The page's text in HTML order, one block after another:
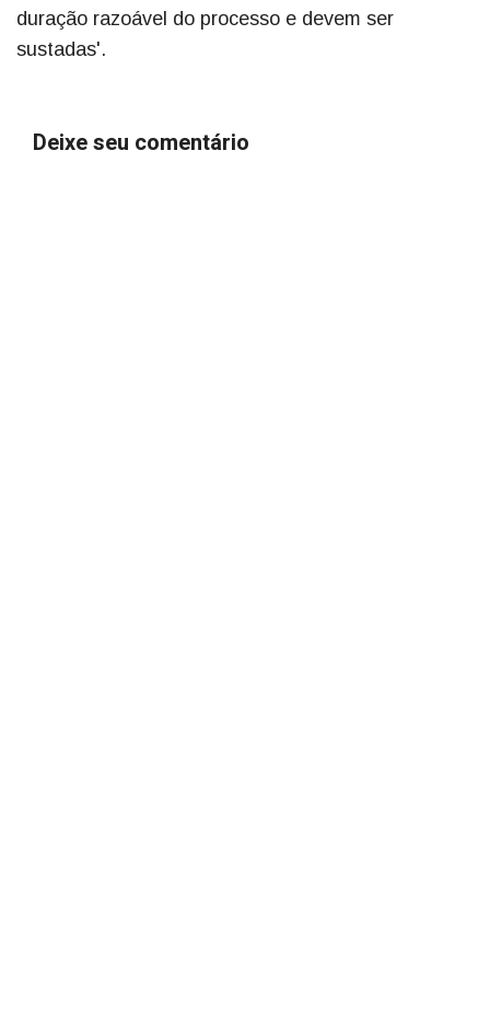
duração razoável do processo e devem ser
sustadas'.
Deixe seu comentário